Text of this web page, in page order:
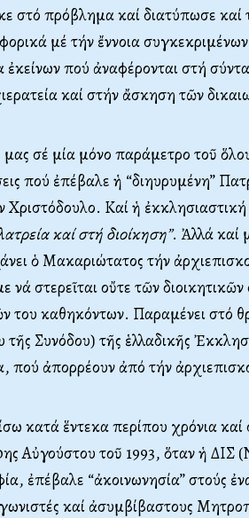
στό πρόβλημα καί διατύπωσε καί
μέ τήν ἔννοια συγκεκριμένων
πού ἀναφέρονται στή
καί στήν ἄσκηση τῶν
σέ μία μόνο παράμετρο τοῦ
πού ἐπέβαλε ἡ “διηυρυμένη”
Καί ἡ
καί στή διοίκηση”. Ἀλλά καί
ὁ Μακαριώτατος τήν
νά στερεῖται οὔτε τῶν
του καθηκόντων. Παραμένει στό
Συνόδου) τῆς ἑλλαδικῆς
πού ἀπορρέουν ἀπό τήν
κατά ἕντεκα περίπου χρόνια καί
Αὐγούστου τοῦ 1993, ὅταν ἡ ΔΙΣ
ἐπέβαλε “ἀκοινωνησία” στούς
καί ἀσυμβίβαστους